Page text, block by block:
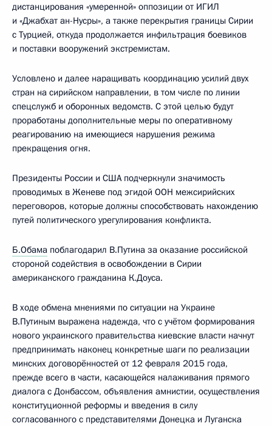
дистанцирования «умеренной» оппозиции от ИГИЛ
и «Джабхат ан-Нусры», а также перекрытия границы Сирии
с Турцией, откуда продолжается инфильтрация боевиков
и поставки вооружений экстремистам.
Условлено и далее наращивать координацию усилий двух
стран на сирийском направлении, в том числе по линии
спецслужб и оборонных ведомств. С этой целью будут
проработаны дополнительные меры по оперативному
реагированию на имеющиеся нарушения режима
прекращения огня.
Президенты России и США подчеркнули значимость
проводимых в Женеве под эгидой ООН межсирийских
переговоров, которые должны способствовать нахождению
путей политического урегулирования конфликта.
Б.Обама поблагодарил В.Путина за оказание российской
стороной содействия в освобождении в Сирии
американского гражданина К.Доуса.
В ходе обмена мнениями по ситуации на Украине
В.Путиным выражена надежда, что с учётом формирования
нового украинского правительства киевские власти начнут
предпринимать наконец конкретные шаги по реализации
минских договорённостей от 12 февраля 2015 года,
прежде всего в части, касающейся налаживания прямого
диалога с Донбассом, объявления амнистии, осуществления
конституционной реформы и введения в силу
согласованного с представителями Донецка и Луганска